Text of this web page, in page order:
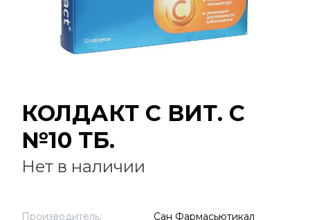
КОЛДАКТ С ВИТ. С
№10 ТБ.
Нет в наличии
Производитель:
Сан Фармасьютикал